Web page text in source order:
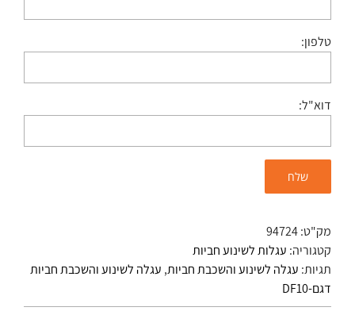
טלפון:
דוא"ל:
מק"ט:94724
קטגוריה: עגלות לשינוע חביות
תגיות: עגלה לשינוע והשכבת חביות, עגלה לשינוע והשכבת חביות
דגם-DF10